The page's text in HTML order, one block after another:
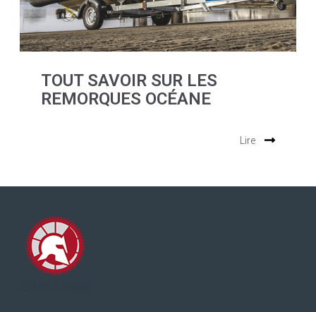
TOUT SAVOIR SUR LES
REMORQUES OCÉANE
Lire